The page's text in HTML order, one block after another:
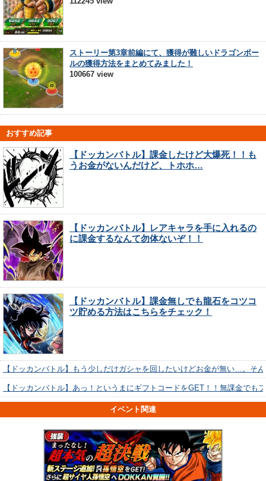
ストーリー第3章前編にて、獲得が難しいドラゴンボー
ルの獲得方法をまとめてみました！
100667 view
おすすめ記事
【ドッカンバトル】課金したけど大爆死！！も
うお金がないんだけど、トホホ…
【ドッカンバトル】レアキャラを手に入れるの
に課金するなんて勿体ないぞ！！
【ドッカンバトル】課金無しでも龍石をコツコ
ツ貯める方法はこちらをチェック！
【ドッカンバトル】もう少しだけガシャを回したいけどお金が無い…。そ
【ドッカンバトル】あっ！というまにギフトコードをGET！！無課金でも
イベント関連